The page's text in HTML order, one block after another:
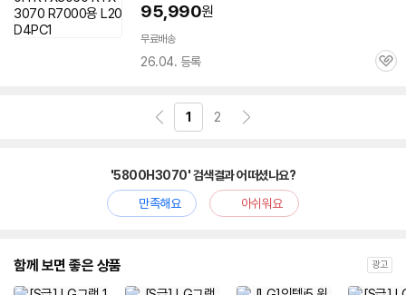
95,990원
무료배송
26.04. 등록
관
1 2
'5800H3070' 검색결과 어떠셨나요?
만족해요
아쉬워요
함께 보면 좋은 상품 광고